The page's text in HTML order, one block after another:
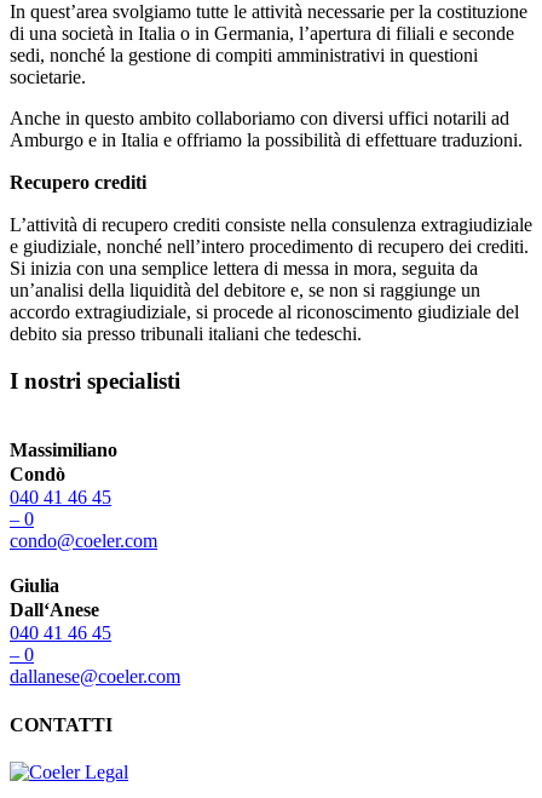
In quest’area svolgiamo tutte le attività necessarie per la costituzione
di una società in Italia o in Germania, l’apertura di filiali e seconde
sedi, nonché la gestione di compiti amministrativi in questioni
societarie.
Anche in questo ambito collaboriamo con diversi uffici notarili ad
Amburgo e in Italia e offriamo la possibilità di effettuare traduzioni.
Recupero crediti
L’attività di recupero crediti consiste nella consulenza extragiudiziale
e giudiziale, nonché nell’intero procedimento di recupero dei crediti.
Si inizia con una semplice lettera di messa in mora, seguita da
un’analisi della liquidità del debitore e, se non si raggiunge un
accordo extragiudiziale, si procede al riconoscimento giudiziale del
debito sia presso tribunali italiani che tedeschi.
I nostri specialisti
Massimiliano
Condò
040 41 46 45
– 0
condo@coeler.com
Giulia
Dall‘Anese
040 41 46 45
– 0
dallanese@coeler.com
CONTATTI